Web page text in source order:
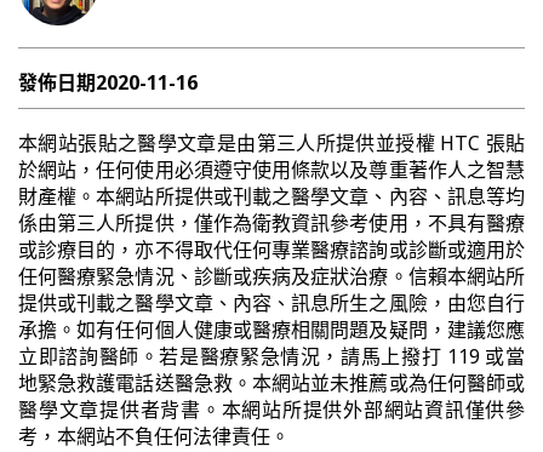
發佈日期2020-11-16
本網站張貼之醫學文章是由第三人所提供並授權 HTC 張貼
於網站，任何使用必須遵守使用條款以及尊重著作人之智慧
財產權。本網站所提供或刊載之醫學文章、內容、訊息等均
係由第三人所提供，僅作為衛教資訊參考使用，不具有醫療
或診療目的，亦不得取代任何專業醫療諮詢或診斷或適用於
任何醫療緊急情況、診斷或疾病及症狀治療。信賴本網站所
提供或刊載之醫學文章、內容、訊息所生之風險，由您自行
承擔。如有任何個人健康或醫療相關問題及疑問，建議您應
立即諮詢醫師。若是醫療緊急情況，請馬上撥打 119 或當
地緊急救護電話送醫急救。本網站並未推薦或為任何醫師或
醫學文章提供者背書。本網站所提供外部網站資訊僅供參
考，本網站不負任何法律責任。